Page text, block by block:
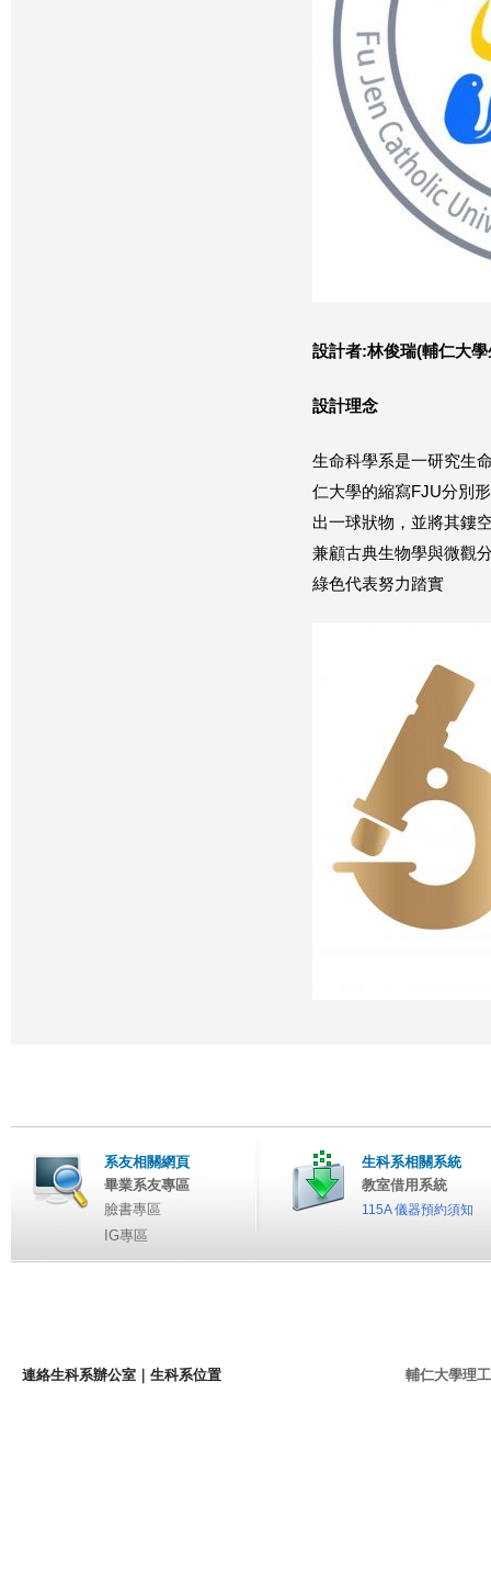
設計者:林俊瑞(輔仁大
設計理念
生命科學系是一研究生
仁大學的縮寫FJU分別
出一球狀物，並將其鏤
兼顧古典生物學與微觀
綠色代表努力踏實
系友相關網頁
畢業系友專區
臉書專區
IG專區
生科系相關系統
教室借用系統
115A 儀器預約須知
連絡生科系辦公室 生科系位置 輔仁大學理